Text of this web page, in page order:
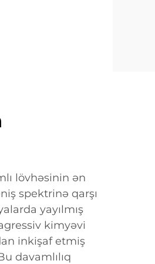
lövhəsinin ən
spektrinə qarşı
yayılmış
kimyəvi
inkişaf etmiş
davamlılıq